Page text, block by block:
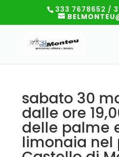
333 7678652 /
sabato 30
dalle ore
delle palme
limonaia nel